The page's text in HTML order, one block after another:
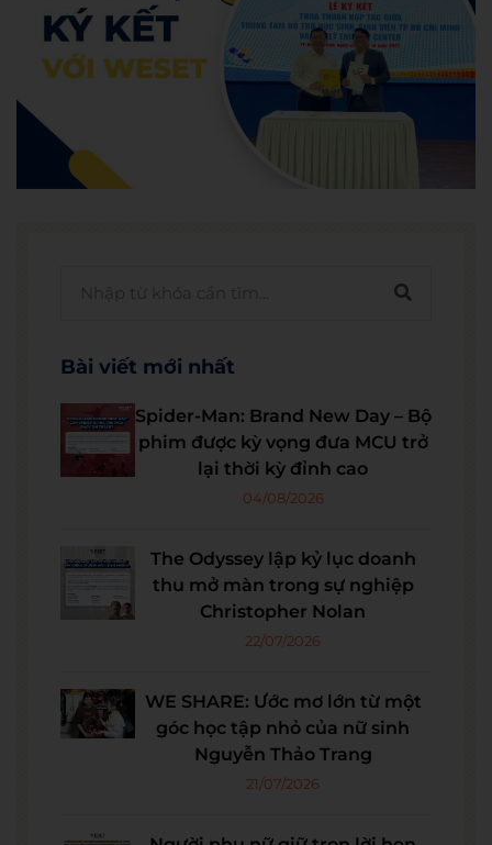
Bài viết mới nhất
Spider-Man: Brand New Day – Bộ
phim được kỳ vọng đưa MCU trở
lại thời kỳ đỉnh cao
04/08/2026
The Odyssey lập kỷ lục doanh
thu mở màn trong sự nghiệp
Christopher Nolan
22/07/2026
WE SHARE: Ước mơ lớn từ một
góc học tập nhỏ của nữ sinh
Nguyễn Thảo Trang
21/07/2026